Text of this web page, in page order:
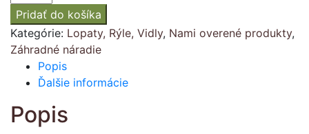
Lopata
s
profilovanou
D-
rukoväťou
ERMET
Pridať do košíka
Kategórie: Lopaty, Rýle, Vidly, Nami overené produkty,
Záhradné náradie
Popis
Ďalšie informácie
Popis